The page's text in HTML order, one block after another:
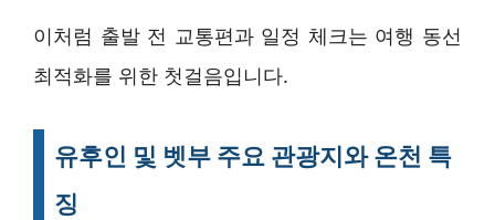
이처럼 출발 전 교통편과 일정 체크는 여행 동선
최적화를 위한 첫걸음입니다.
유후인 및 벳부 주요 관광지와 온천 특
징